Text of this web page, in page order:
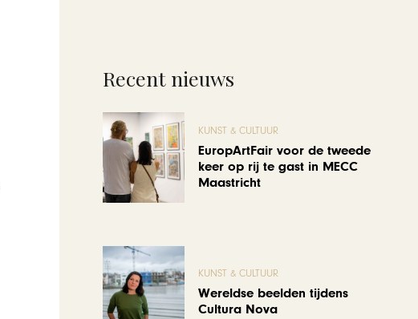
Recent nieuws
KUNST & CULTUUR
EuropArtFair voor de tweede
keer op rij te gast in MECC
Maastricht
KUNST & CULTUUR
Wereldse beelden tijdens
Cultura Nova